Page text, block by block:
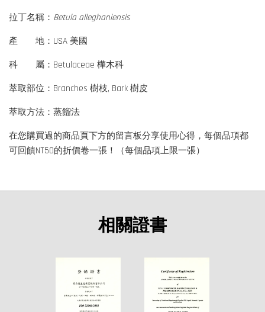
拉丁名稱： Betula alleghaniensis
產 地：USA 美國
科 屬：Betulaceae 樺木科
萃取部位：Branches 樹枝, Bark 樹皮
萃取方法：蒸餾法
在您購買過的商品頁下方的留言板分享使用心得，每個品項都
可回饋NT50的折價卷一張！（每個品項上限一張）
相關證書